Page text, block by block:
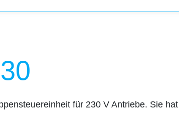
für 230 V Antriebe. Sie